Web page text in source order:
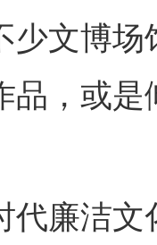
少文博
品，或
廉洁文